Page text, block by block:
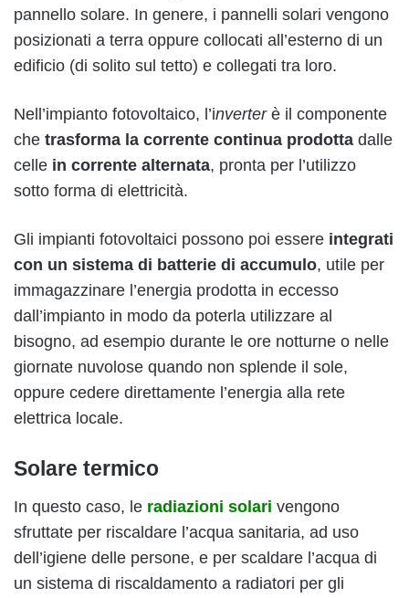
pannello solare. In genere, i pannelli solari vengono
posizionati a terra oppure collocati all’esterno di un
edificio (di solito sul tetto) e collegati tra loro.
Nell’impianto fotovoltaico, l’inverterè il componente
che trasforma la corrente continua prodotta dalle
celle in corrente alternata, pronta per l’utilizzo
sotto forma di elettricità.
Gli impianti fotovoltaici possono poi essere integrati
con un sistema di batterie di accumulo, utile per
immagazzinare l’energia prodotta in eccesso
dall’impianto in modo da poterla utilizzare al
bisogno, ad esempio durante le ore notturne o nelle
giornate nuvolose quando non splende il sole,
oppure cedere direttamente l’energia alla rete
elettrica locale.
Solare termico
In questo caso, le radiazioni solari vengono
sfruttate per riscaldare l’acqua sanitaria, ad uso
dell’igiene delle persone, e per scaldare l’acqua di
un sistema di riscaldamento a radiatori per gli